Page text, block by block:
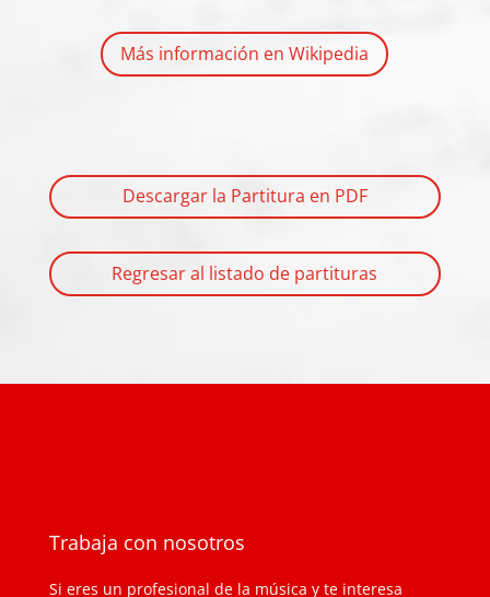
Más información en Wikipedia
Descargar la Partitura en PDF
Regresar al listado de partituras
Trabaja con nosotros
Si eres un profesional de la música y te interesa